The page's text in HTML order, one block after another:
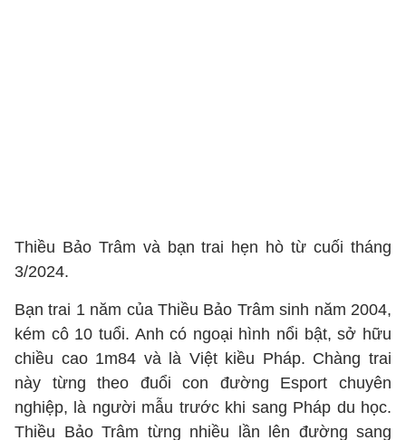
Thiều Bảo Trâm và bạn trai hẹn hò từ cuối tháng
3/2024.
Bạn trai 1 năm của Thiều Bảo Trâm sinh năm 2004,
kém cô 10 tuổi. Anh có ngoại hình nổi bật, sở hữu
chiều cao 1m84 và là Việt kiều Pháp. Chàng trai
này từng theo đuổi con đường Esport chuyên
nghiệp, là người mẫu trước khi sang Pháp du học.
Thiều Bảo Trâm từng nhiều lần lên đường sang